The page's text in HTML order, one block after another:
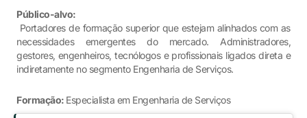
Sobre a ULBRA
Público-alvo:
Portadores de formação superior que estejam alinhados com as
necessidades emergentes do mercado. Administradores,
gestores, engenheiros, tecnólogos e profissionais ligados direta e
indiretamente no segmento Engenharia de Serviços.
Formação: Especialista em Engenharia de Serviços